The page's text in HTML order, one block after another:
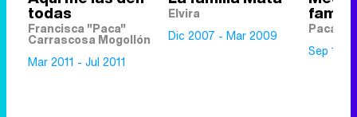
todas
Francisca "Paca"
Carrascosa Mogollón
Mar 2011 - Jul 2011
Elvira
Dic 2007 - Mar 2009
Paca
Sep